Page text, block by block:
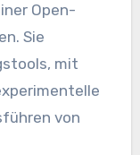
Open-
Sie
mit
von